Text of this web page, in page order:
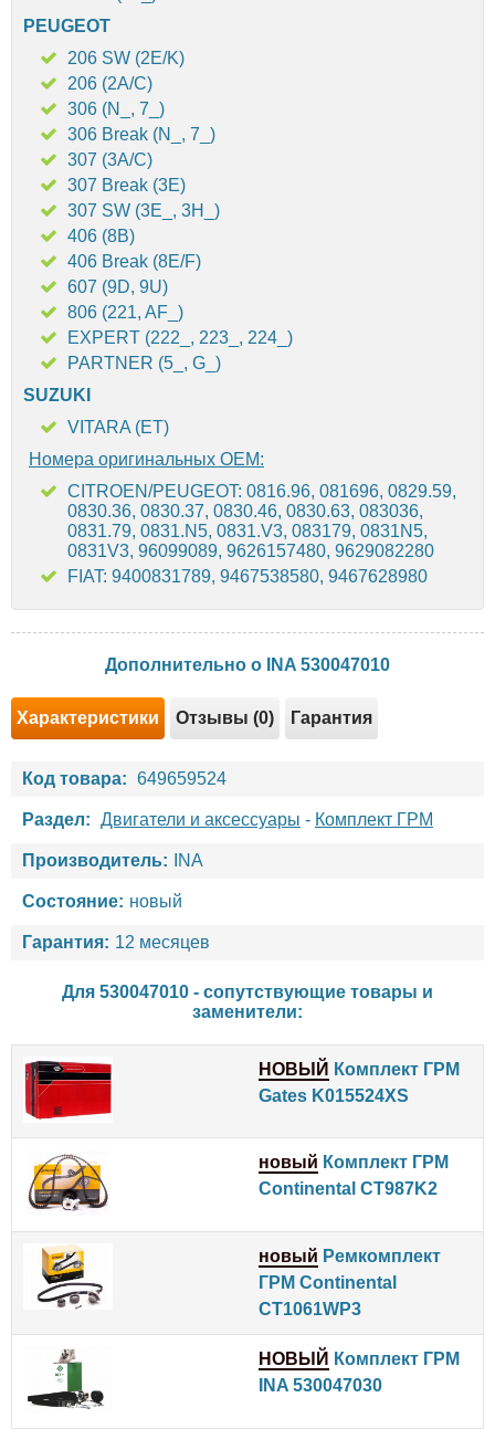
PEUGEOT
206 SW (2E/K)
206 (2A/C)
306 (N_, 7_)
306 Break (N_, 7_)
307 (3A/C)
307 Break (3E)
307 SW (3E_, 3H_)
406 (8B)
406 Break (8E/F)
607 (9D, 9U)
806 (221, AF_)
EXPERT (222_, 223_, 224_)
PARTNER (5_, G_)
SUZUKI
VITARA (ET)
Номера оригинальных OEM:
CITROEN/PEUGEOT: 0816.96, 081696, 0829.59,
0830.36, 0830.37, 0830.46, 0830.63, 083036,
0831.79, 0831.N5, 0831.V3, 083179, 0831N5,
0831V3, 96099089, 9626157480, 9629082280
FIAT: 9400831789, 9467538580, 9467628980
Дополнительно о INA 530047010
Характеристики Отзывы (0) Гарантия
Код товара: 649659524
Раздел: Двигатели и аксессуары - Комплект ГРМ
Производитель: INA
Состояние: новый
Гарантия: 12 месяцев
Для 530047010 - сопутствующие товары и
заменители:
НОВЫЙ Комплект ГРМ
Gates K015524XS
новый Комплект ГРМ
Continental CT987K2
новый Ремкомплект
ГРМ Continental
CT1061WP3
НОВЫЙ Комплект ГРМ
INA 530047030